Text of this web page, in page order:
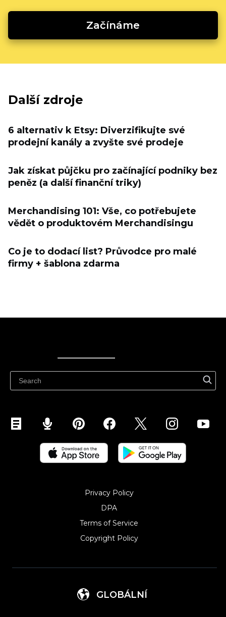
Začínáme
Další zdroje
6 alternativ k Etsy: Diverzifikujte své
prodejní kanály a zvyšte své prodeje
Jak získat půjčku pro začínající podniky bez
peněz (a další finanční triky)
Merchandising 101: Vše, co potřebujete
vědět o produktovém Merchandisingu
Co je to dodací list? Průvodce pro malé
firmy + šablona zdarma
Privacy Policy
DPA
Terms of Service
Copyright Policy‎
GLOBÁLNÍ